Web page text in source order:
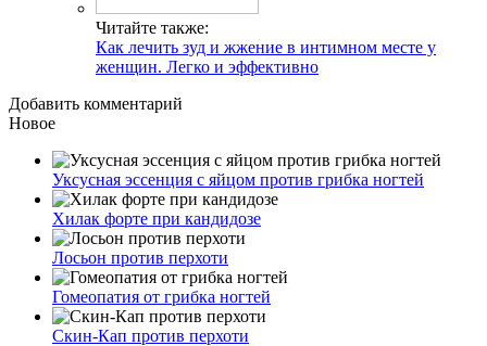
Читайте также:
Как лечить зуд и жжение в интимном месте у
женщин. Легко и эффективно
Добавить комментарий
Новое
Уксусная эссенция с яйцом против грибка ногтей
Хилак форте при кандидозе
Лосьон против перхоти
Гомеопатия от грибка ногтей
Скин-Кап против перхоти